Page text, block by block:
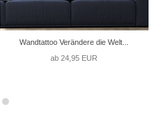
Wandtattoo Verändere die Welt...
ab 24,95 EUR